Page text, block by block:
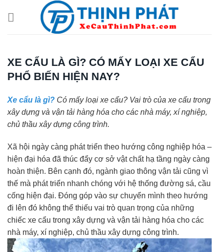
XE CẨU LÀ GÌ? CÓ MẤY LOẠI XE CẨU
PHỔ BIẾN HIỆN NAY?
Xe cẩu là gì? Có mấy loại xe cẩu? Vai trò của xe cẩu trong
xây dựng và vận tải hàng hóa cho các nhà máy, xí nghiệp,
chủ thầu xây dựng công trình.
Xã hội ngày càng phát triển theo hướng công nghiệp hóa –
hiện đại hóa đã thúc đẩy cơ sở vật chất hạ tầng ngày càng
hoàn thiện. Bên cạnh đó, ngành giao thông vận tải cũng vì
thế mà phát triển nhanh chóng với hệ thống đường sá, cầu
cống hiện đại. Đóng góp vào sự chuyển mình theo hướng
đi lên đó không thể thiếu vai trò quan trọng của những
chiếc xe cẩu trong xây dựng và vận tải hàng hóa cho các
nhà máy, xí nghiệp, chủ thầu xây dựng công trình.